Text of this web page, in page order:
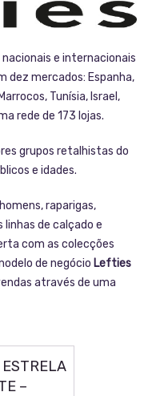
e internacionais
dez mercados: Espanha,
Tunísia, Israel,
rede de 173 lojas.
grupos retalhistas do
e idades.
raparigas,
linhas de calçado e
com as colecções
de negócio Lefties
através de uma
–